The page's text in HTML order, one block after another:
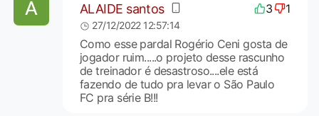
ALAIDE santos 3 1
27/12/2022 12:57:14
Como esse pardal Rogério Ceni gosta de
jogador ruim.....o projeto desse rascunho
de treinador é desastroso....ele está
fazendo de tudo pra levar o São Paulo
FC pra série B!!!